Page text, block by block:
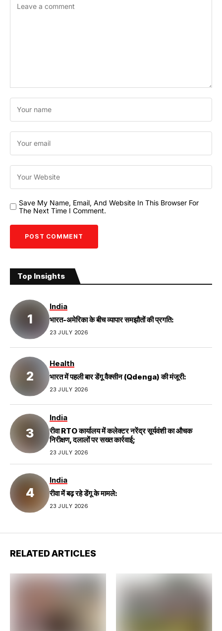
Save My Name, Email, And Website In This Browser For
The Next Time I Comment.
Top Insights
India
भारत-अमेरिका के बीच व्यापार समझौतों की प्रगति:
23 JULY 2026
Health
भारत में पहली बार डेंगू वैक्सीन (Qdenga) की मंजूरी:
23 JULY 2026
India
रीवा RTO कार्यालय में कलेक्टर नरेंद्र सूर्यवंशी का औचक
निरीक्षण, दलालों पर सख्त कार्रवाई;
23 JULY 2026
India
रीवा में बढ़ रहे डेंगू के मामले:
23 JULY 2026
RELATED ARTICLES